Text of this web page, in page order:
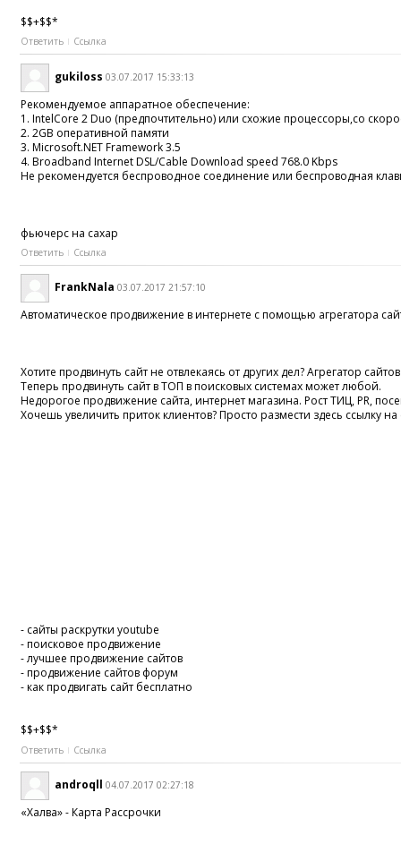
$$+$$*
Ответить Ссылка
gukiloss 03.07.2017 15:33:13
Рекомендуемое аппаратное обеспечение:
1. IntelCore 2 Duo (предпочтительно) или схожие процессоры,со
2. 2GB оперативной памяти
3. Microsoft.NET Framework 3.5
4. Broadband Internet DSL/Cable Download speed 768.0 Kbps
Не рекомендуется беспроводное соединение или беспроводная
фьючерс на сахар
Ответить Ссылка
FrankNala 03.07.2017 21:57:10
Автоматическое продвижение в интернете с помощью агрегатора
Хотите продвинуть сайт не отвлекаясь от других дел? Агрегатор
Теперь продвинуть сайт в ТОП в поисковых системах может любой.
Недорогое продвижение сайта, интернет магазина. Рост ТИЦ, PR,
Хочешь увеличить приток клиентов? Просто размести здесь ссылку на
- сайты раскрутки youtube
- поисковое продвижение
- лучшее продвижение сайтов
- продвижение сайтов форум
- как продвигать сайт бесплатно
$$+$$*
Ответить Ссылка
androqll 04.07.2017 02:27:18
«Халва» - Карта Рассрочки